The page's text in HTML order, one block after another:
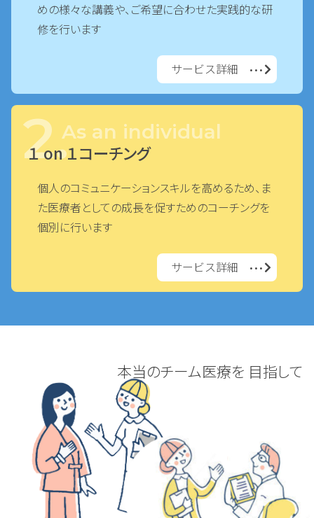
めの様々な講義や、ご希望に合わせた実践的な研
修を行います
サービス詳細 •••
2.As an individual
１ on １コーチング
個人のコミュニケーションスキルを高めるため、ま
た医療者としての成長を促すためのコーチングを
個別に行います
サービス詳細 •••
本当のチーム医療を 目指して